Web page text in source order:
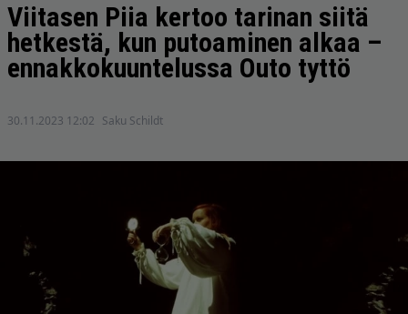
Viitasen Piia kertoo tarinan siitä
hetkestä, kun putoaminen alkaa –
ennakkokuuntelussa Outo tyttö
30.11.2023 12:02 Saku Schildt